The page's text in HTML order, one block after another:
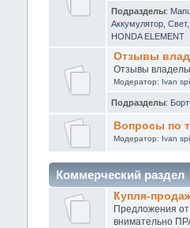
Подразделы:
Аккумулятор,
HONDA ELEMENT
Отзывы
Отзывы
Модератор: Ivan
Подразделы:
Вопросы по
Модератор: Ivan
Коммерческий раздел
Купля-
Предложения от
внимательно